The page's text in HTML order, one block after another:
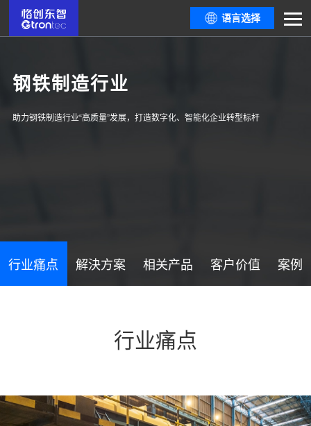
语言选择
钢铁制造行业
助力钢铁制造行业“高质量”发展，打造数字化、智能化企业转型标杆
行业痛点 解決方案 相关产品 客户价值 案例
行业痛点